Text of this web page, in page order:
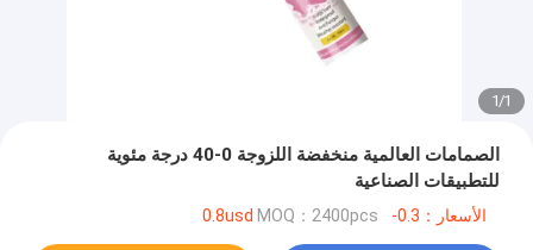
1
/
1
الصمامات العالمية منخفضة اللزوجة 0-40 درجة مئوية
للتطبيقات الصناعية
الأسعار：0.3-0.8usd MOQ：2400pcs